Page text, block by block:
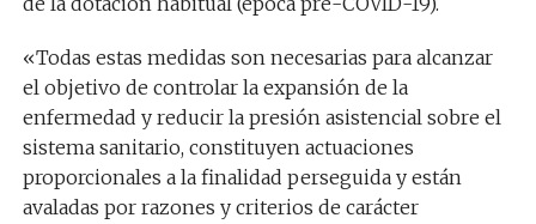
«Todas estas medidas son necesarias para alcanzar
el objetivo de controlar la expansión de la
enfermedad y reducir la presión asistencial sobre el
sistema sanitario, constituyen actuaciones
proporcionales a la finalidad perseguida y están
avaladas por razones y criterios de carácter